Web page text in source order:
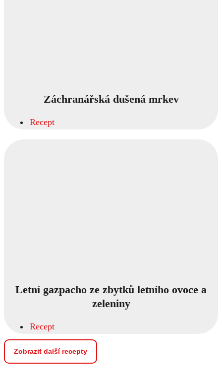
Záchranářská dušená mrkev
Recept
Letní gazpacho ze zbytků letního ovoce a
zeleniny
Recept
Zobrazit další recepty